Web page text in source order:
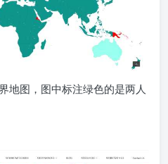
地图，图中标注绿色的是两人